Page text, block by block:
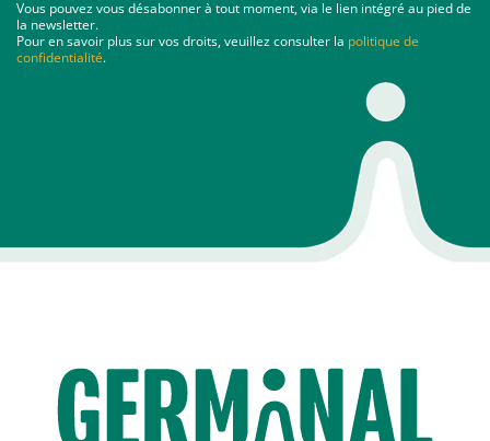
Vous pouvez vous désabonner à tout moment, via le lien intégré au pied de
la newsletter.
Pour en savoir plus sur vos droits, veuillez consulter la politique de
confidentialité.